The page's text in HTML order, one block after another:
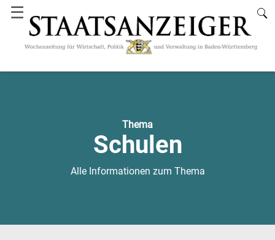
☰
Thema
Schulen
Alle Informationen zum Thema